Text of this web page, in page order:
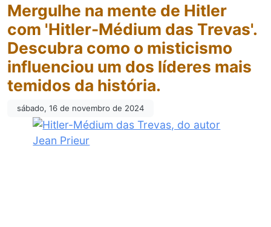
Mergulhe na mente de Hitler
com 'Hitler-Médium das Trevas'.
Descubra como o misticismo
influenciou um dos líderes mais
temidos da história.
sábado, 16 de novembro de 2024